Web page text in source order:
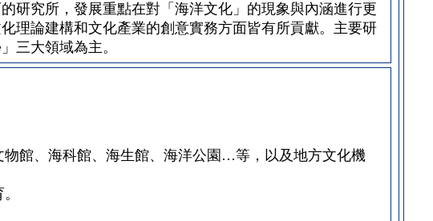
研究所，發展重點在對「海洋文化」的現象與內涵進行更
理論建構和文化產業的創意實務方面皆有所貢獻。主要研
三大領域為主。
館、海科館、海生館、海洋公園…等，以及地方文化機